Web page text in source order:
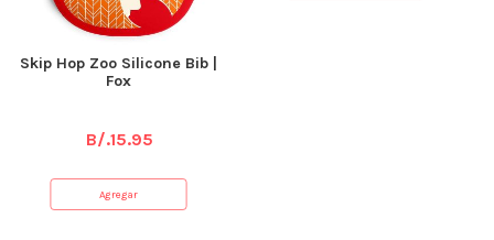
Skip Hop Zoo Silicone Bib |
Fox
B/.15.95
Agregar